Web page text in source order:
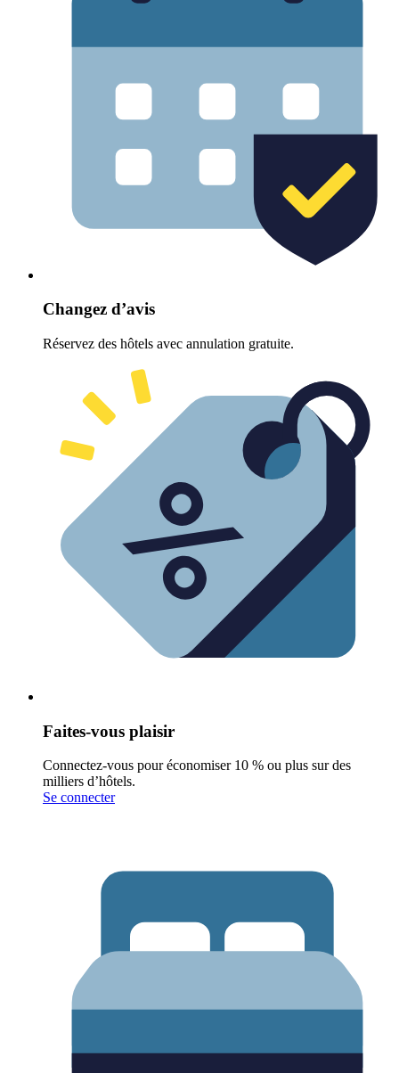
Changez d’avis
Réservez des hôtels avec annulation gratuite.
Faites-vous plaisir
Connectez-vous pour économiser 10 % ou plus sur des
milliers d’hôtels.
Se connecter